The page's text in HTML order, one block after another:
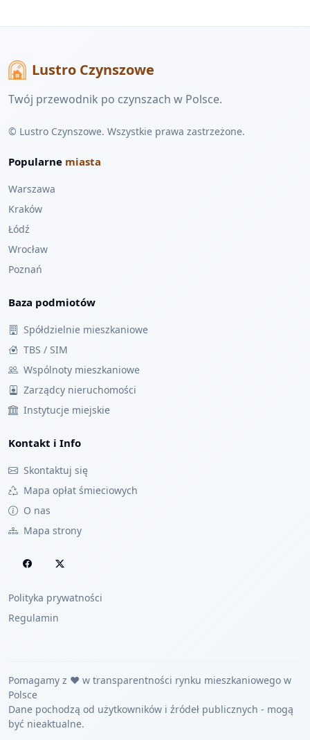
Lustro Czynszowe
Twój przewodnik po czynszach w Polsce.
© Lustro Czynszowe. Wszystkie prawa zastrzeżone.
Popularne miasta
Warszawa
Kraków
Łódź
Wrocław
Poznań
Baza podmiotów
Spółdzielnie mieszkaniowe
TBS / SIM
Wspólnoty mieszkaniowe
Zarządcy nieruchomości
Instytucje miejskie
Kontakt i Info
Skontaktuj się
Mapa opłat śmieciowych
O nas
Mapa strony
Polityka prywatności
Regulamin
Pomagamy z ❤️ w transparentności rynku mieszkaniowego w
Polsce
Dane pochodzą od użytkowników i źródeł publicznych - mogą
być nieaktualne.